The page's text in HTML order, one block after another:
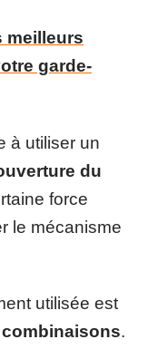
meilleurs
garde-
à utiliser un
du
force
le mécanisme
utilisée est
.